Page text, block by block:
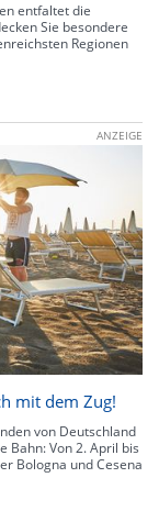
entfaltet die
Sie besondere
Regionen
ANZEIGE
mit dem Zug!
von Deutschland
Bahn: Von 2. April bis
Bologna und Cesena